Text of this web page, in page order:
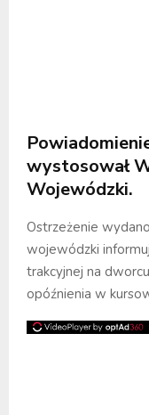
wystosował
Wojewódzki.
Ostrzeżenie
wojewódzki
trakcyjnej na
opóźnienia w